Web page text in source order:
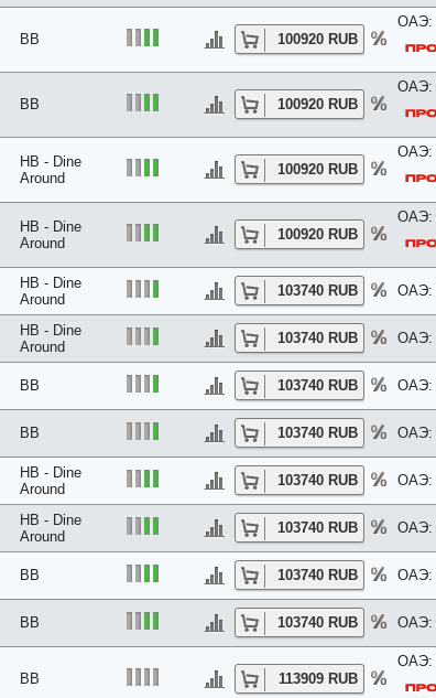
BB 100920 RUB
ОАЭ:
BB 100920 RUB
ОАЭ:
HB - Dine
Around
100920 RUB
ОАЭ:
HB - Dine
Around
100920 RUB
ОАЭ:
HB - Dine
Around
103740 RUB ОАЭ:
HB - Dine
Around
103740 RUB ОАЭ:
BB 103740 RUB ОАЭ:
BB 103740 RUB ОАЭ:
HB - Dine
Around
103740 RUB ОАЭ:
HB - Dine
Around
103740 RUB ОАЭ:
BB 103740 RUB ОАЭ:
BB 103740 RUB ОАЭ:
BB 113909 RUB
ОАЭ: